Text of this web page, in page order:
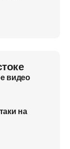
видео
на